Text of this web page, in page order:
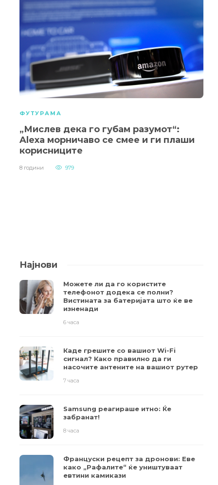
ФУТУРАМА
„Мислев дека го губам разумот“:
Alexa морничаво се смее и ги плаши
корисниците
8 години 979
Најнови
Можете ли да го користите
телефонот додека се полни?
Вистината за батеријата што ќе ве
изненади
6 часа
Каде грешите со вашиот Wi-Fi
сигнал? Како правилно да ги
насочите антените на вашиот рутер
7 часа
Samsung реагираше итно: Ќе
забранат!
8 часа
Француски рецепт за дронови: Еве
како „Рафалите“ ќе уништуваат
евтини камикази